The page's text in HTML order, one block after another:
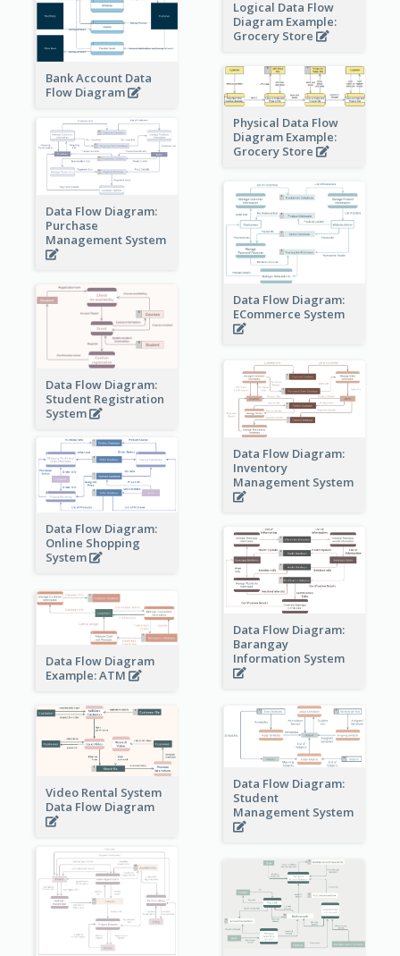
Bank Account Data
Flow Diagram
Logical Data Flow
Diagram Example:
Grocery Store
Physical Data Flow
Diagram Example:
Grocery Store
Data Flow Diagram:
Purchase
Management System
Data Flow Diagram:
ECommerce System
Data Flow Diagram:
Student Registration
System
Data Flow Diagram:
Inventory
Management System
Data Flow Diagram:
Online Shopping
System
Data Flow Diagram:
Barangay
Information System
Data Flow Diagram
Example: ATM
Video Rental System
Data Flow Diagram
Data Flow Diagram:
Student
Management System